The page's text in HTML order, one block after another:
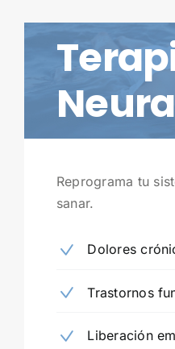
Reprograma tu
sanar.
Dolores
Trastornos
Liberación